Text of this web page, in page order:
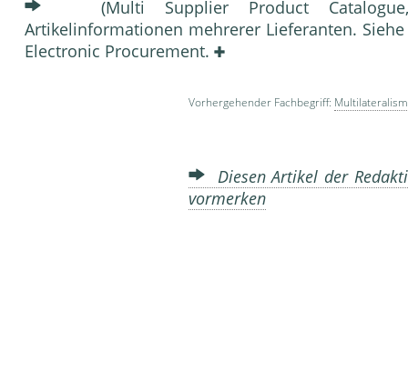
(Multi Supplier Product
Artikelinformationen mehrerer Lieferanten.
Electronic Procurement.
Vorhergehender Fachbegriff:
Diesen Artikel der
vormerken